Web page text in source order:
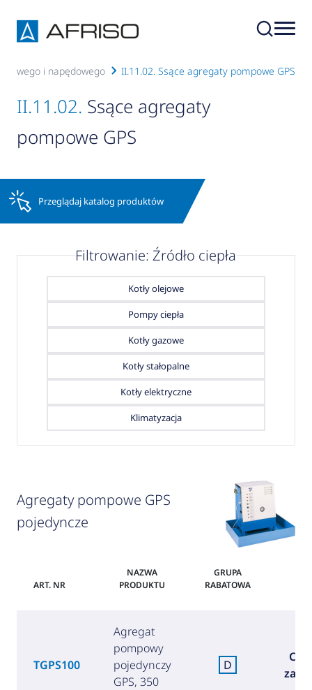
i napędowego II.11.02. Ssące agregaty pompowe GPS
II.11.02. Ssące agregaty
pompowe GPS
Przeglądaj katalog produktów
Filtrowanie: Źródło ciepła
Kotły olejowe
Pompy ciepła
Kotły gazowe
Kotły stałopalne
Kotły elektryczne
Klimatyzacja
Agregaty pompowe GPS
pojedyncze
ART. NR
NAZWA
PRODUKTU
GRUPA
RABATOWA
TGPS100
Agregat
pompowy
pojedynczy
GPS, 350
D